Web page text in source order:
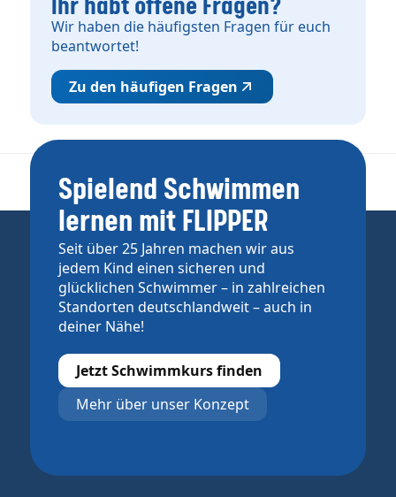
Ihr habt offene Fragen?
Wir haben die häufigsten Fragen für euch
beantwortet!
Zu den häufigen Fragen
Spielend Schwimmen
lernen mit FLIPPER
Seit über 25 Jahren machen wir aus
jedem Kind einen sicheren und
glücklichen Schwimmer – in zahlreichen
Standorten deutschlandweit – auch in
deiner Nähe!
Jetzt Schwimmkurs finden
Mehr über unser Konzept